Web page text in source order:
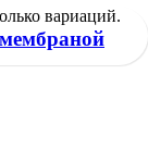
вариаций.